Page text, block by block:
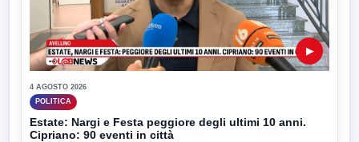
▶
4 AGOSTO 2026
POLITICA
Estate: Nargi e Festa peggiore degli ultimi 10 anni.
Cipriano: 90 eventi in città